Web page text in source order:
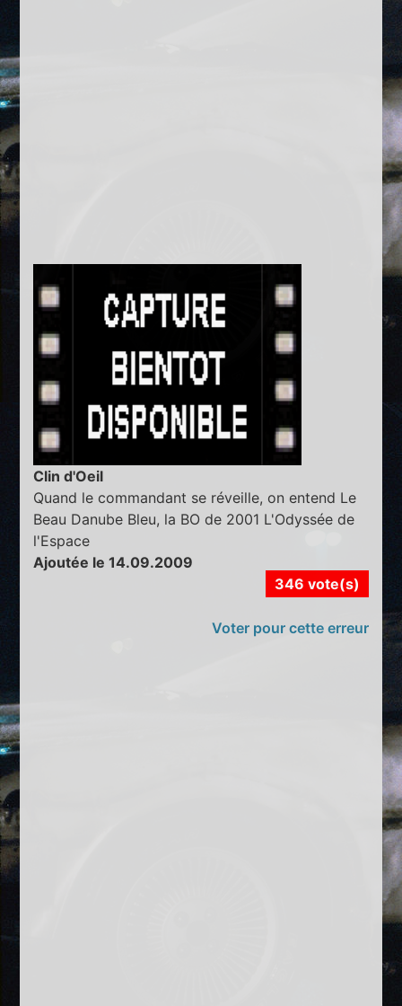
Clin d'Oeil
Quand le commandant se réveille, on entend Le
Beau Danube Bleu, la BO de 2001 L'Odyssée de
l'Espace
Ajoutée le 14.09.2009
346 vote(s)
Voter pour cette erreur